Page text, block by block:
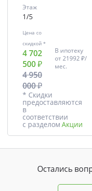
Этаж
1/5
Цена со
скидкой *
4 702
500 ₽
4 950
000 ₽
В ипотеку
от21992 ₽/
мес.
* Скидки
предоставляются
в
соответствии
с разделом Акции
Остались